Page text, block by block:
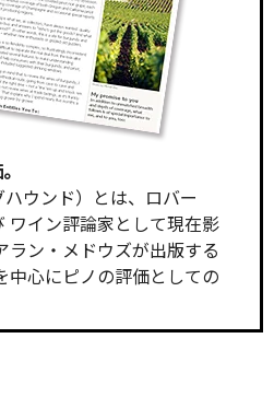
ウンド）とは、ロバー
ワイン評論家として現在影
ン・メドウズが出版する
中心にピノの評価としての